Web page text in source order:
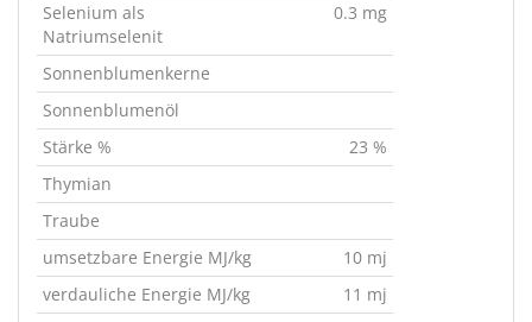
Selenium als
Natriumselenit
0.3 mg
Sonnenblumenkerne
Sonnenblumenöl
Stärke %
23 %
Thymian
Traube
umsetzbare Energie MJ/kg
10 mj
verdauliche Energie MJ/kg
11 mj